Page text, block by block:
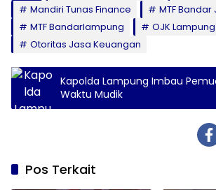
Mandiri Tunas Finance
MTF Bandar
MTF Bandarlampung
OJK Lampung
Otoritas Jasa Keuangan
Kapolda Lampung Imbau
Waktu Mudik
Pos Terkait